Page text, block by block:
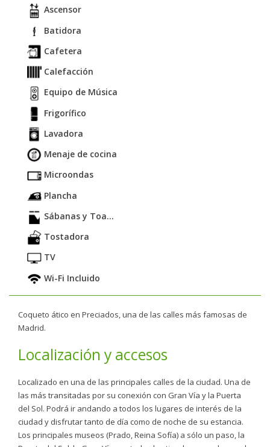
Ascensor
Batidora
Cafetera
Calefacción
Equipo de Música
Frigorífico
Lavadora
Menaje de cocina
Microondas
Plancha
Sábanas y Toa...
Tostadora
TV
Wi-Fi Incluido
Coqueto ático en Preciados, una de las calles más famosas de
Madrid.
Localización y accesos
Localizado en una de las principales calles de la ciudad. Una de
las más transitadas por su conexión con Gran Vía y la Puerta
del Sol. Podrá ir andando a todos los lugares de interés de la
ciudad y disfrutar tanto de día como de noche de su estancia.
Los principales museos (Prado, Reina Sofía) a sólo un paso, la